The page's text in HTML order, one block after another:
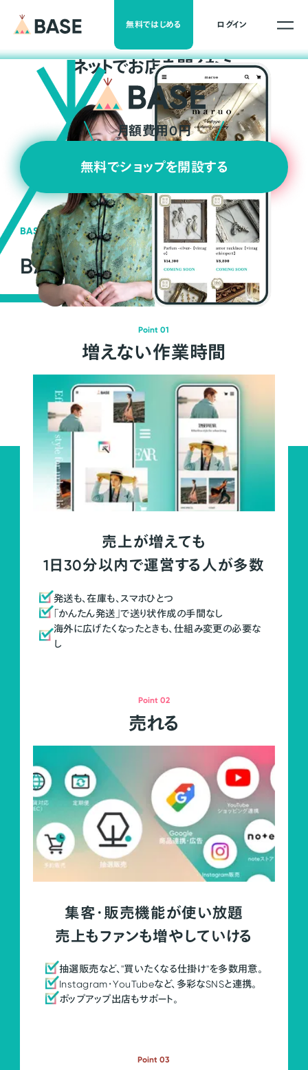
無料ではじめる ログイン
ネットでお店を開くなら
月額費用0円
無料でショップを開設する
BASEの強み
BASEが強い3つの理由
Point 01
増えない作業時間
売上が増えても
1日30分以内で運営する人が多数
発送も、在庫も、スマホひとつ
「かんたん発送」で送り状作成の手間なし
海外に広げたくなったときも、仕組み変更の必要な
し
Point 02
売れる
集客・販売機能が使い放題
売上もファンも増やしていける
抽選販売など、"買いたくなる仕掛け"を多数用意。
Instagram・YouTubeなど、多彩なSNSと連携。
ポップアップ出店もサポート。
Point 03